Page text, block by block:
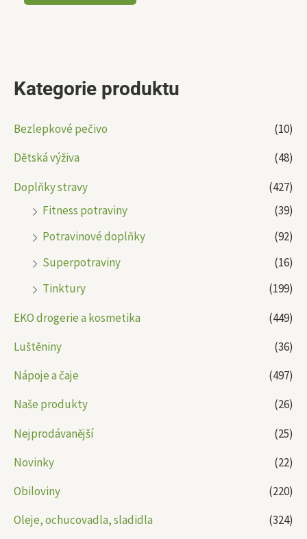
Kategorie produktu
Bezlepkové pečivo
(10)
Dětská výživa
(48)
Doplňky stravy
(427)
Fitness potraviny
(39)
Potravinové doplňky
(92)
Superpotraviny
(16)
Tinktury
(199)
EKO drogerie a kosmetika
(449)
Luštěniny
(36)
Nápoje a čaje
(497)
Naše produkty
(26)
Nejprodávanější
(25)
Novinky
(22)
Obiloviny
(220)
Oleje, ochucovadla, sladidla
(324)